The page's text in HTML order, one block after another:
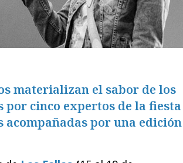
materializan el sabor de los
cinco expertos de la fiesta
acompañadas por una edición